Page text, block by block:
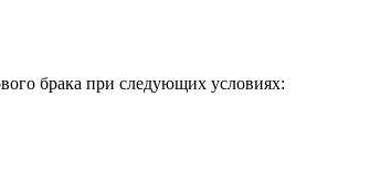
брака при следующих условиях: